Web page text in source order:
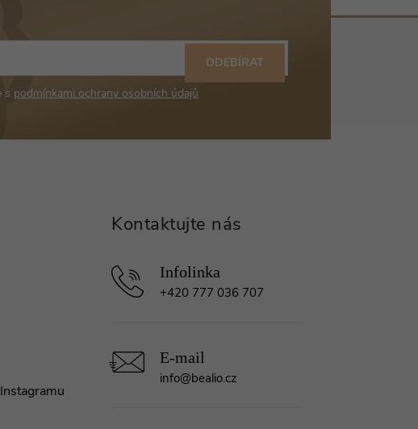
s podmínkami ochrany osobních údajů
ODEBÍRAT
info@bealio.cz
+420 777 036 707